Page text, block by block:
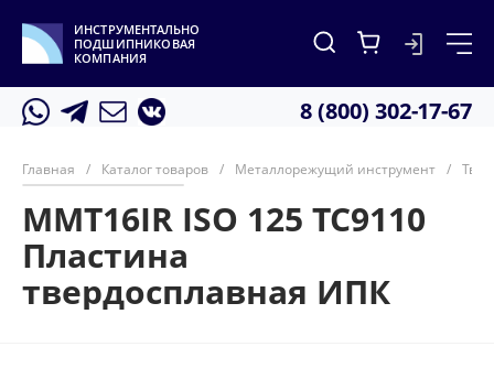
ИНСТРУМЕНТАЛЬНО
ПОДШИПНИКОВАЯ
КОМПАНИЯ
8 (800) 302-17-67
Главная / Каталог товаров / Металлорежущий инструмент /
MMT16IR ISO 125 TC9110
Пластина
твердосплавная ИПК